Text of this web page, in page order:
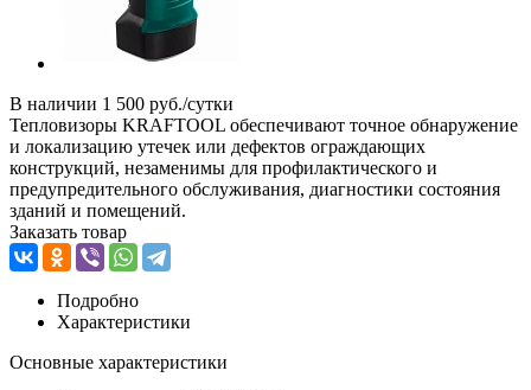
В наличии 1 500 руб./сутки
Тепловизоры KRAFTOOL обеспечивают точное обнаружение
и локализацию утечек или дефектов ограждающих
конструкций, незаменимы для профилактического и
предупредительного обслуживания, диагностики состояния
зданий и помещений.
Заказать товар
Подробно
Характеристики
Основные характеристики